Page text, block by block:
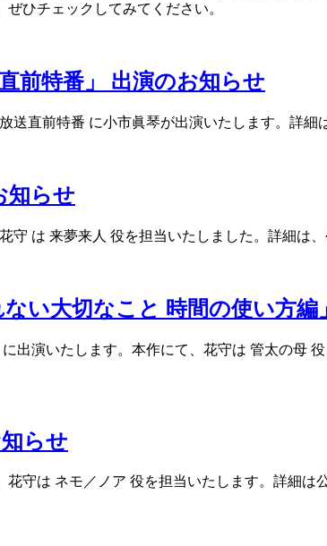
ひチェックしてみてください。
前特番」 出演のお知らせ
送直前特番 に小市眞琴が出演いたします。詳細
知らせ
は 来夢来人 役を担当いたしました。詳細は
い大切なこと 時間の使い方編
出演いたします。本作にて、花守は 管太の母
らせ
花守は ネモ／ノア 役を担当いたします。詳細は